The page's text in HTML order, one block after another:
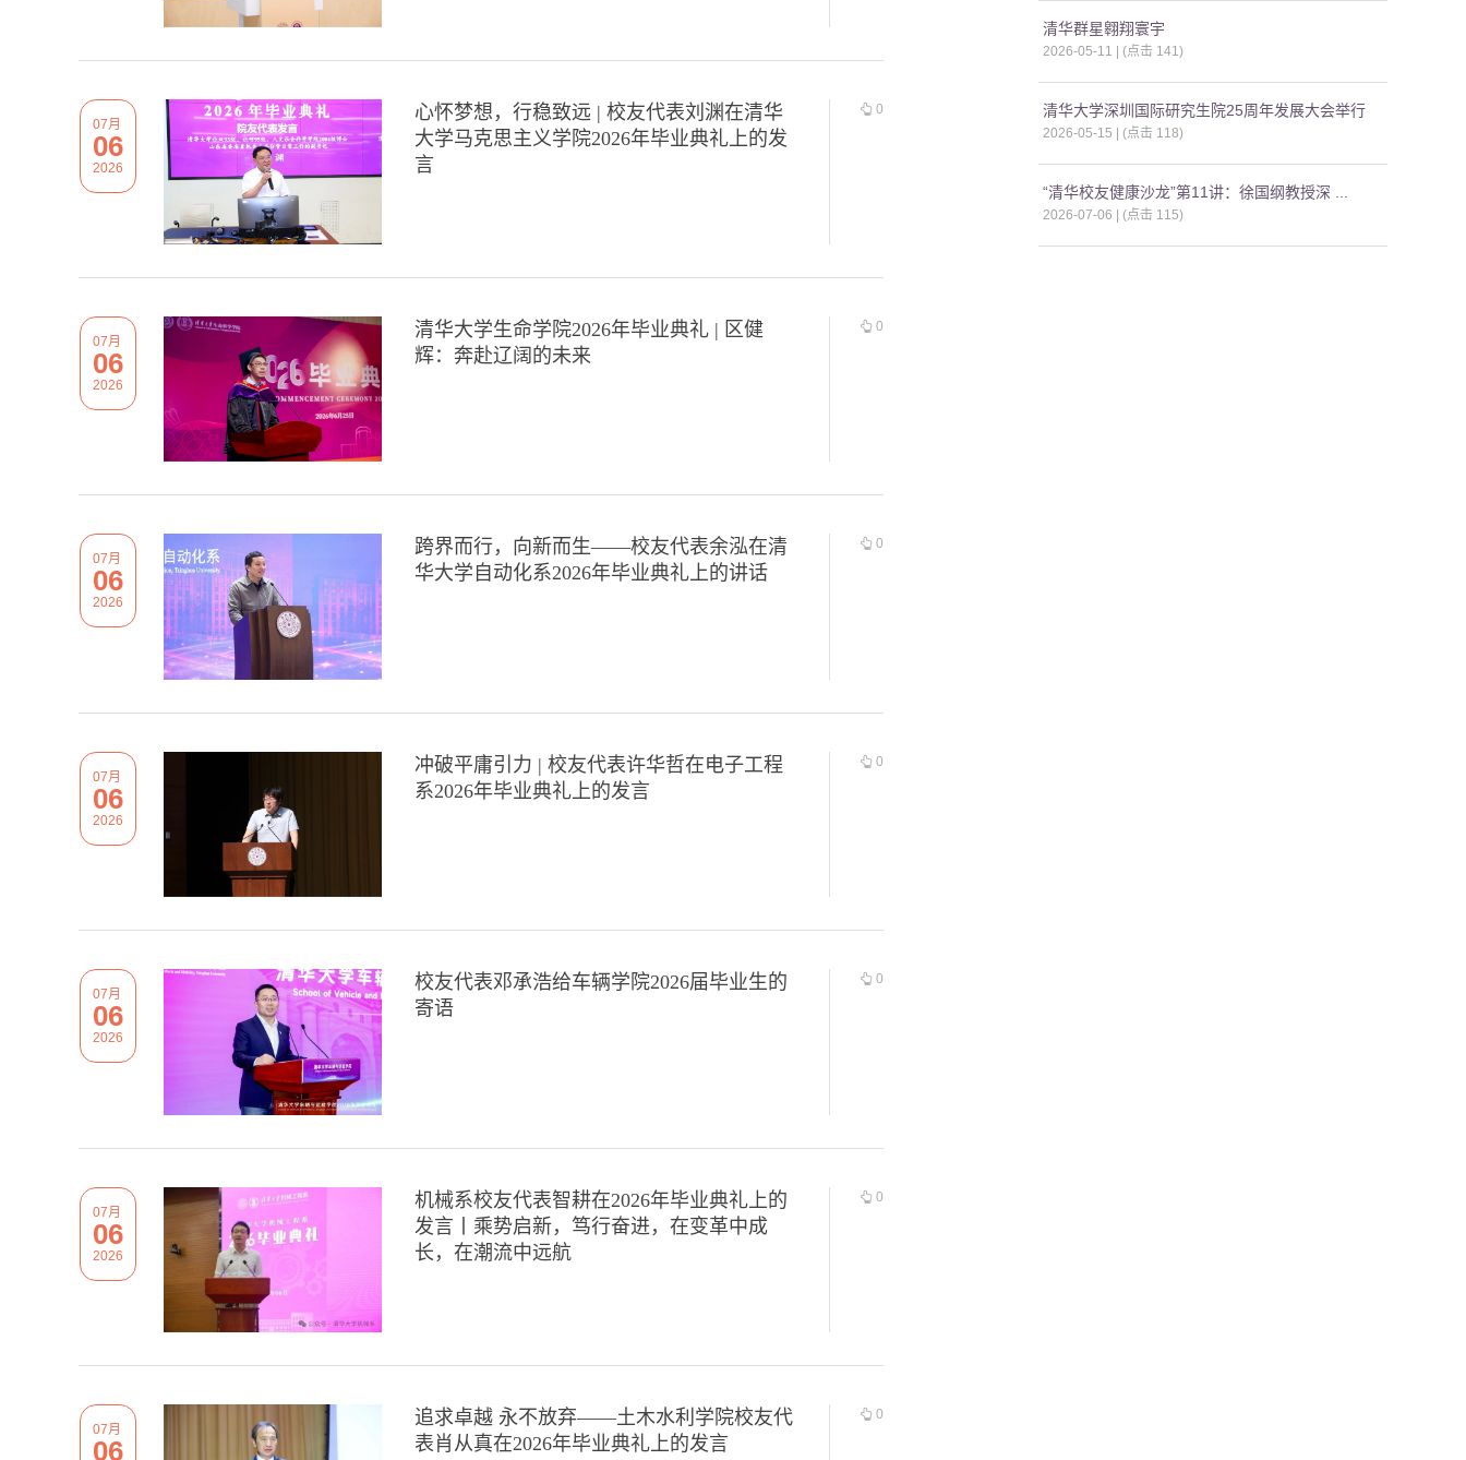
07月
06
2026
心怀梦想，行稳致远 | 校友代表刘渊在清华
大学马克思主义学院2026年毕业典礼上的发
言
0
07月
06
2026
清华大学生命学院2026年毕业典礼 | 区健
辉：奔赴辽阔的未来
0
07月
06
2026
跨界而行，向新而生——校友代表余泓在清
华大学自动化系2026年毕业典礼上的讲话
0
07月
06
2026
冲破平庸引力 | 校友代表许华哲在电子工程
系2026年毕业典礼上的发言
0
07月
06
2026
校友代表邓承浩给车辆学院2026届毕业生的
寄语
0
07月
06
2026
机械系校友代表智耕在2026年毕业典礼上的
发言丨乘势启新，笃行奋进，在变革中成
长，在潮流中远航
0
07月
06
追求卓越 永不放弃——土木水利学院校友代
表肖从真在2026年毕业典礼上的发言
0
清华群星翱翔寰宇
2026-05-11 | (点击 141)
清华大学深圳国际研究生院25周年发展大会举行
2026-05-15 | (点击 118)
“清华校友健康沙龙”第11讲：徐国纲教授深 ...
2026-07-06 | (点击 115)